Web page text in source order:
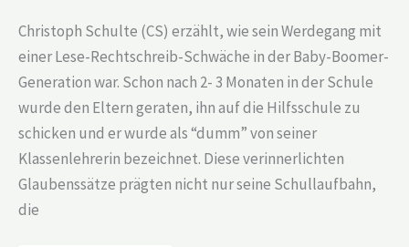
Christoph Schulte (CS) erzählt, wie sein Werdegang mit
einer Lese-Rechtschreib-Schwäche in der Baby-Boomer-
Generation war. Schon nach 2- 3 Monaten in der Schule
wurde den Eltern geraten, ihn auf die Hilfsschule zu
schicken und er wurde als “dumm” von seiner
Klassenlehrerin bezeichnet. Diese verinnerlichten
Glaubenssätze prägten nicht nur seine Schullaufbahn,
die